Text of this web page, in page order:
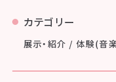
カテゴリー
展示・紹介 / 体験(音